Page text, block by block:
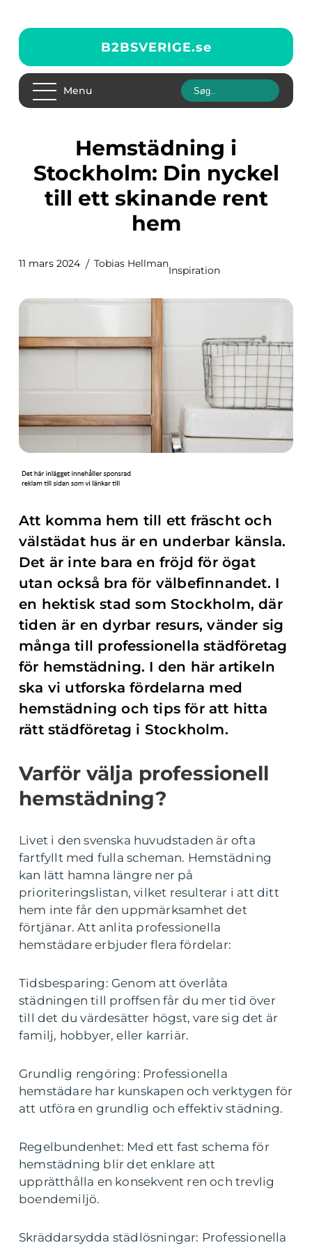
B2BSVERIGE.se
Menu
Hemstädning i
Stockholm: Din nyckel
till ett skinande rent
hem
11 mars 2024 Tobias Hellman
Inspiration
Att komma hem till ett fräscht och
välstädat hus är en underbar känsla.
Det är inte bara en fröjd för ögat
utan också bra för välbefinnandet. I
en hektisk stad som Stockholm, där
tiden är en dyrbar resurs, vänder sig
många till professionella städföretag
för hemstädning. I den här artikeln
ska vi utforska fördelarna med
hemstädning och tips för att hitta
rätt städföretag i Stockholm.
Varför välja professionell
hemstädning?
Livet i den svenska huvudstaden är ofta
fartfyllt med fulla scheman. Hemstädning
kan lätt hamna längre ner på
prioriteringslistan, vilket resulterar i att ditt
hem inte får den uppmärksamhet det
förtjänar. Att anlita professionella
hemstädare erbjuder flera fördelar:
Tidsbesparing: Genom att överlåta
städningen till proffsen får du mer tid över
till det du värdesätter högst, vare sig det är
familj, hobbyer, eller karriär.
Grundlig rengöring: Professionella
hemstädare har kunskapen och verktygen för
att utföra en grundlig och effektiv städning.
Regelbundenhet: Med ett fast schema för
hemstädning blir det enklare att
upprätthålla en konsekvent ren och trevlig
boendemiljö.
Skräddarsydda städlösningar: Professionella